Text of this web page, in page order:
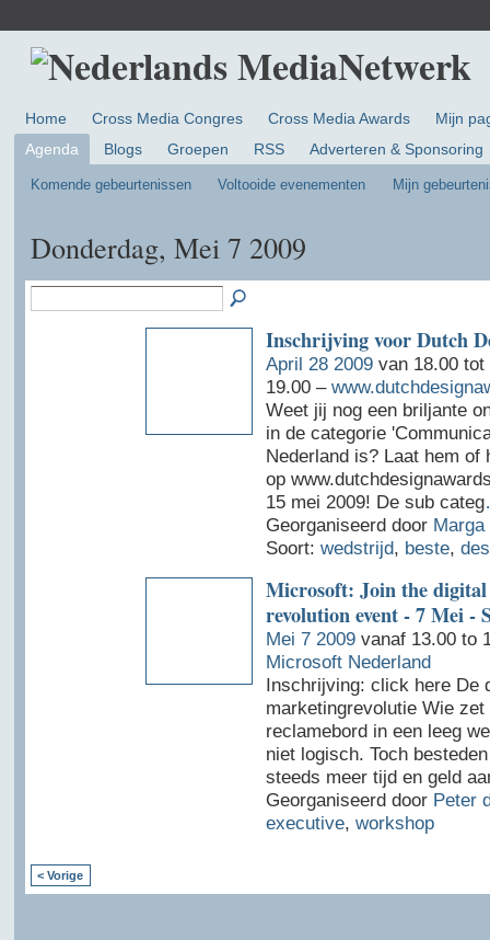
Home Cross Media Congres Cross Media Awards
Mijn
Agenda
Blogs Groepen RSS Adverteren & Sponsoring
Komende gebeurtenissen Voltooide evenementen Mijn
Donderdag, Mei 7 2009
Inschrijving voor Dutch
April 28 2009van 18.00 tot
19.00 –
Weet jij nog een briljante
in de categorie
Nederland is? Laat hem of
op
15 mei 2009! De sub categ
Georganiseerd door
Soort: wedstrijd, beste,
Microsoft: Join the
revolution event - 7 Mei -
Mei 7 2009vanaf 13.00 to
Microsoft Nederland
Inschrijving: click here De
marketingrevolutie Wie zet
reclamebord in een leeg
niet logisch. Toch
steeds meer tijd en geld
Georganiseerd door Peter
executive, workshop
< Vorige